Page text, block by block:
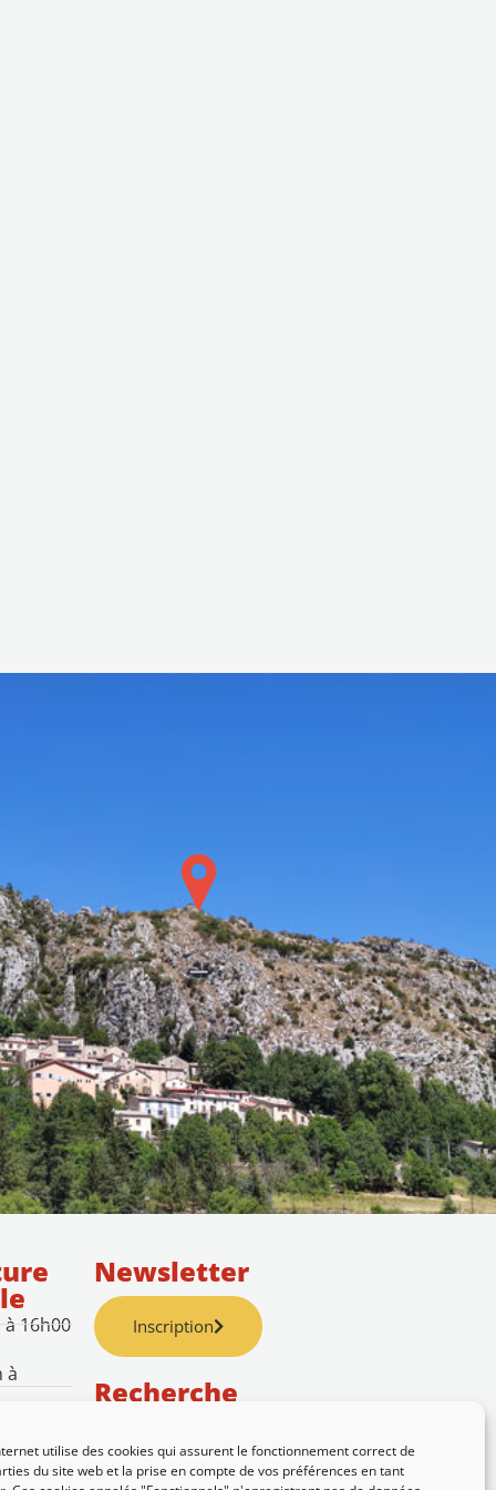
utilise des cookies qui assurent le fonctionnement correct de
du site web et la prise en compte de vos préférences en tant
16h00
à
Newsletter
Inscription
Recherche